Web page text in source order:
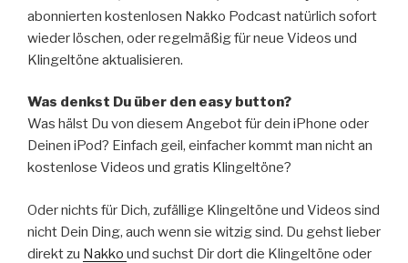
abonnierten kostenlosen Nakko Podcast natürlich sofort
wieder löschen, oder regelmäßig für neue Videos und
Klingeltöne aktualisieren.
Was denkst Du über den easy button?
Was hälst Du von diesem Angebot für dein iPhone oder
Deinen iPod? Einfach geil, einfacher kommt man nicht an
kostenlose Videos und gratis Klingeltöne?
Oder nichts für Dich, zufällige Klingeltöne und Videos sind
nicht Dein Ding, auch wenn sie witzig sind. Du gehst lieber
direkt zu Nakko und suchst Dir dort die Klingeltöne oder